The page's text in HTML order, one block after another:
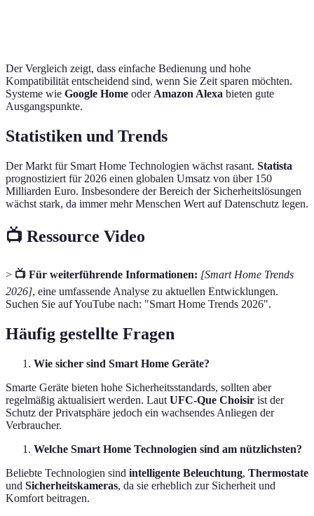
Der Vergleich zeigt, dass einfache Bedienung und hohe
Kompatibilität entscheidend sind, wenn Sie Zeit sparen möchten.
Systeme wie Google Home oder Amazon Alexa bieten gute
Ausgangspunkte.
Statistiken und Trends
Der Markt für Smart Home Technologien wächst rasant. Statista
prognostiziert für 2026 einen globalen Umsatz von über 150
Milliarden Euro. Insbesondere der Bereich der Sicherheitslösungen
wächst stark, da immer mehr Menschen Wert auf Datenschutz legen.
📺 Ressource Video
> 📺 Für weiterführende Informationen: [Smart Home Trends
2026], eine umfassende Analyse zu aktuellen Entwicklungen.
Suchen Sie auf YouTube nach: "Smart Home Trends 2026".
Häufig gestellte Fragen
Wie sicher sind Smart Home Geräte?
Smarte Geräte bieten hohe Sicherheitsstandards, sollten aber
regelmäßig aktualisiert werden. Laut UFC-Que Choisir ist der
Schutz der Privatsphäre jedoch ein wachsendes Anliegen der
Verbraucher.
Welche Smart Home Technologien sind am nützlichsten?
Beliebte Technologien sind intelligente Beleuchtung, Thermostate
und Sicherheitskameras, da sie erheblich zur Sicherheit und
Komfort beitragen.